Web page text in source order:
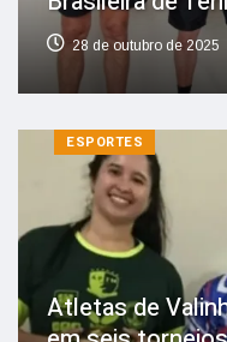
28 de outubro de 2025
ESPORTES
Atletas de